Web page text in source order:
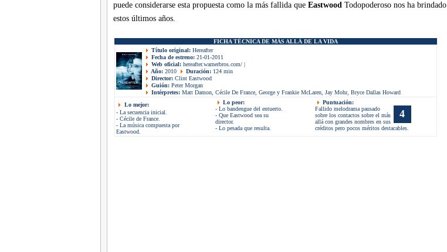
puede considerarse esta propuesta como la más fallida que EastwoodTodopoderoso nos ha brindado
estos últimos años.
FICHA TÉCNICA DE MÁS ALLÁ DE LA VIDA
Título original: Hereafter
Fecha de estreno: 21-01-2011
Web oficial: hereafter.warnerbros.com/ |
Año: 2010 Duración: 124 min
Director: Clint Eastwood
Guión: Peter Morgan
Intérpretes: Matt Damon, Cécile De France, George y Frankie McLaren, Jay Mohr, Bryce Dallas Howard
Lo mejor:
- La secuencia inicial.
- Cécile de France.
- La música compuesta por
Eastwood.
Lo peor:
- Lo bandengue del entuerto.
- Que Eastwood sea su
director.
- Lo pesada que resulta.
Puntuación:
4
Fallido melodrama pausado
sobre los contactos sobre el más
allá con grandes nombres en sus
créditos pero pocos méritos destacables.